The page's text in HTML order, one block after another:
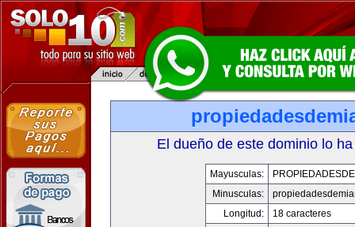
El dueño de este dominio lo
Mayusculas:
Minusculas:
Longitud:
18 caracteres